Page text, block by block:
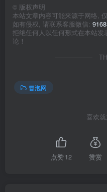
© 版权声明
本站文章内容可能来源于网络,
如有侵权, 请联系客服微信:
拒绝任何人以任何形式在本站发
论！
冒泡网
喜欢
点赞12 赞赏